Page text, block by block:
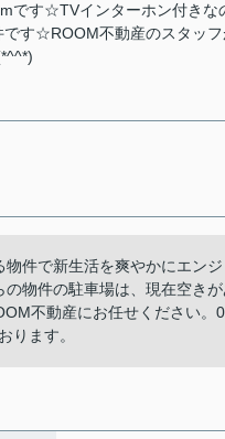
です☆TVインターホン付きな
す☆ROOM不動産のスタッ
件で新生活を爽やかにエンジ
物件の駐車場は、現在空き
不動産にお任せください。
ります。